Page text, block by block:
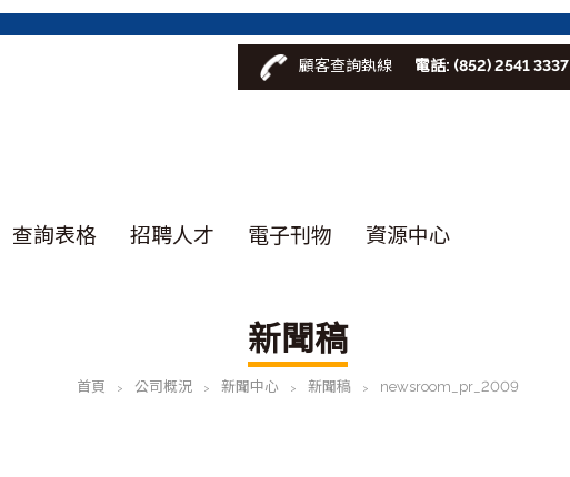
顧客查詢埶線 電話: (852) 2541 3337
查詢表格 招聘人才 電子刊物 資源中心
新聞稿
首頁 > 公司概況 > 新聞中心 > 新聞稿 > newsroom_pr_2009